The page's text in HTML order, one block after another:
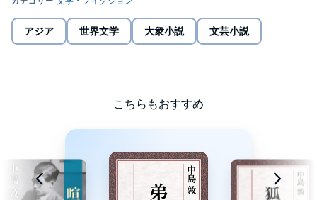
アジア 世界文学 大衆小説 文芸小説
こちらもおすすめ